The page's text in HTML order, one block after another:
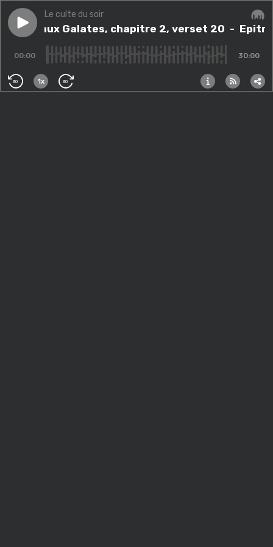
Play episodeEpitre aux Galates, chapitre 2, verset 20
Le culte du soir
Epitre aux Galates, chapitre 2, verset 20 -
00:00 30:00
30 1x 30